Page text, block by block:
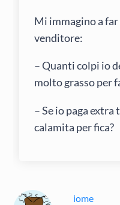
Mi immagino a
venditore:
– Quanti colpi io
molto grasso per
– Se io paga
calamita per fica?
iome